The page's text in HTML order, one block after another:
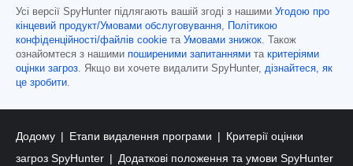
Усі версії SpyHunter підлягають вашій згоді з нашими Угодою про
кінцевий продукт/Умовами обслуговування
Політикою
конфіденційності/файлів cookie та Умовами знижок . Також
ознайомтеся з нашими поширеними запитаннями та критеріями
оцінки загроз . Якщо ви хочете видалити SpyHunter, дізнайтеся, як
це зробити
Додому Етапи видалення програми
Критерії оцінки
загроз SpyHunter
Додаткові положення та умови SpyHunter